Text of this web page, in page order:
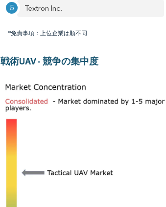
Textron Inc.
*免責事項：上位企業は順不同
戦術UAV - 競争の集中度